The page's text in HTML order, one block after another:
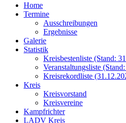
Home
Termine
Ausschreibungen
Ergebnisse
Galerie
Statistik
Kreisbestenliste (Stand:
Veranstaltungsliste
Kreisrekordliste
Kreis
Kreisvorstand
Kreisvereine
Kampfrichter
LADV Kreis